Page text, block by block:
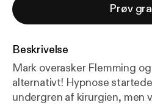
Prøv
Beskrivelse
Mark overasker Flemming
alternativt! Hypnose
undergren af kirurgien, men